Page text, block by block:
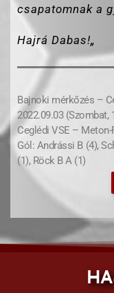
csapatomnak a
Hajrá Dabas!„
Bajnoki mérkőzés –
2022.09.03 (Szombat,
Ceglédi VSE – Meton-
Gól: Andrássi B (4),
(1), Röck B A (1)